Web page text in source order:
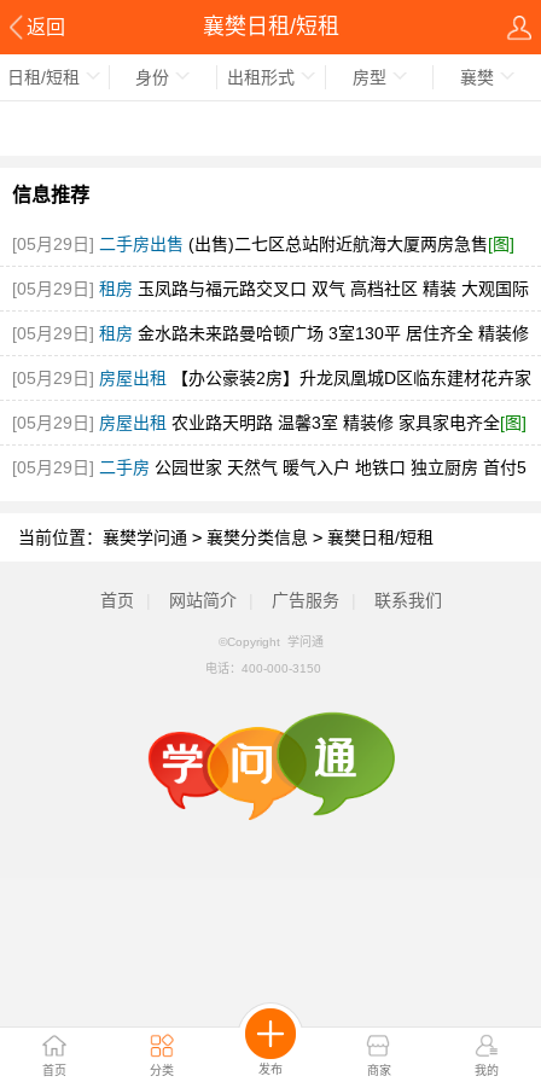
返回 襄樊日租/短租
首页 分类 发布 商家 我的
日租/短租 身份 出租形式 房型 襄樊
信息推荐
[05月29日] 二手房出售 (出售)二七区总站附近航海大厦两房急售[图]
[05月29日] 租房 玉凤路与福元路交叉口 双气 高档社区 精装 大观国际
[图]
[05月29日] 租房 金水路未来路曼哈顿广场 3室130平 居住齐全 精装修
随时看[图]
[05月29日] 房屋出租 【办公豪装2房】升龙凤凰城D区临东建材花卉家
电市场中博旁急租[图]
[05月29日] 房屋出租 农业路天明路 温馨3室 精装修 家具家电齐全[图]
[05月29日] 二手房 公园世家 天然气 暖气入户 地铁口 独立厨房 首付5
当前位置： 襄樊学问通 > 襄樊分类信息 > 襄樊日租/短租
首页 网站简介 广告服务 联系我们
©Copyright 学问通
电话： 400-000-3150